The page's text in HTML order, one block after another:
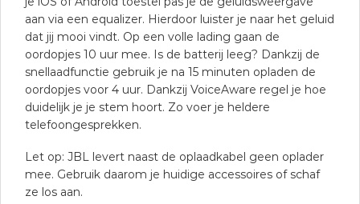
aan via een equalizer. Hierdoor luister je naar het geluid
dat jij mooi vindt. Op een volle lading gaan de
oordopjes 10 uur mee. Is de batterij leeg? Dankzij de
snellaadfunctie gebruik je na 15 minuten opladen de
oordopjes voor 4 uur. Dankzij VoiceAware regel je hoe
duidelijk je je stem hoort. Zo voer je heldere
telefoongesprekken.
Let op: JBL levert naast de oplaadkabel geen oplader
mee. Gebruik daarom je huidige accessoires of schaf
ze los aan.